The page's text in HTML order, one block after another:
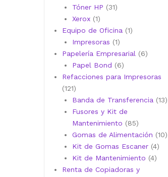
productos
Tóner HP 3131
Xerox 11
producto
Equipo de Oficina 11
Impresoras 11
producto
Papelería Empresarial 66
Papel Bond 66
productos
Refacciones para Impresoras
121121
productos
Banda de Transferencia 1313
Fusores y Kit de
Mantenimiento
8585
productos
Gomas de Alimentación 1010
Kit de Gomas Escaner 44
Kit de Mantenimiento 44
Renta de Copiadoras y